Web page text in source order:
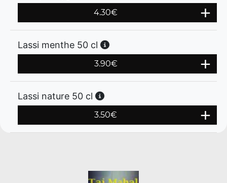
4.30€
Lassi menthe 50 cl
3.90€
Lassi nature 50 cl
3.50€